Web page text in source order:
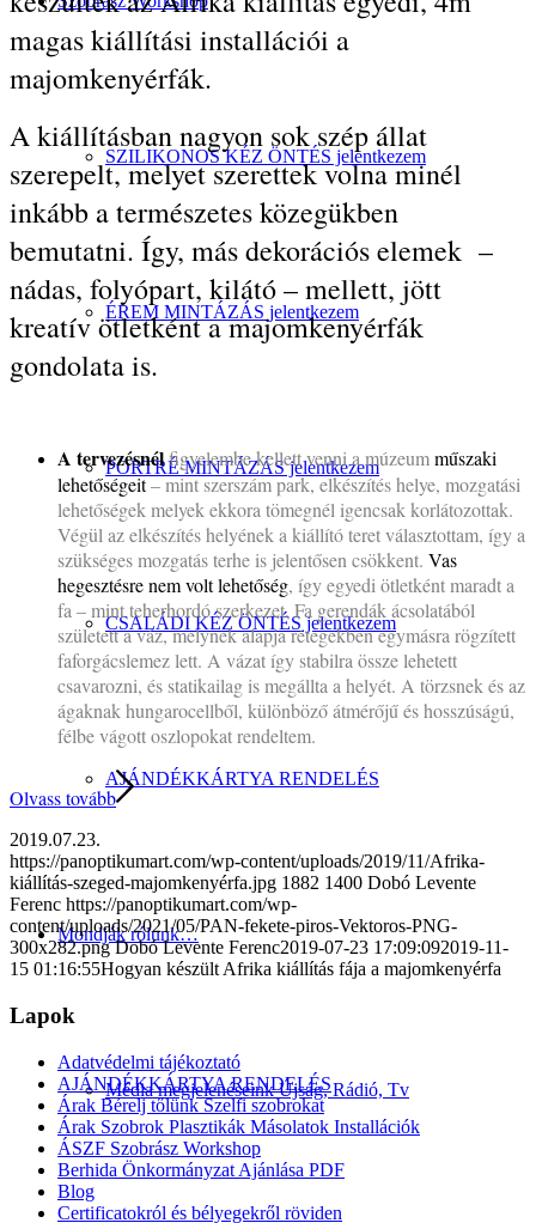
SZILIKONOS KÉZ ÖNTÉS jelentkezem
ÉREM MINTÁZÁS jelentkezem
PORTRÉ MINTÁZÁS jelentkezem
CSALÁDI KÉZ ÖNTÉS jelentkezem
AJÁNDÉKKÁRTYA RENDELÉS
Mondják rólunk…
Média megjelenéseink Újság, Rádió, Tv
magas kiállítási installációi a
majomkenyérfák.
A kiállításban nagyon sok szép állat
szerepelt, melyet szerettek volna minél
inkább a természetes közegükben
bemutatni. Így, más dekorációs elemek –
nádas, folyópart, kilátó – mellett, jött
kreatív ötletként a majomkenyérfák
gondolata is.
A tervezésnélfigyelembe kellett venni a múzeumműszaki
lehetőségeit– mint szerszám park, elkészítés helye, mozgatási
lehetőségek melyek ekkora tömegnél igencsak korlátozottak.
Végül az elkészítés helyének a kiállító teret választottam, így a
szükséges mozgatás terhe is jelentősen csökkent. Vas
hegesztésre nem volt lehetőség, így egyedi ötletként maradt a
fa – mint teherhordó szerkezet. Fa gerendák ácsolatából
született a váz, melynek alapja rétegekben egymásra rögzített
faforgácslemez lett. A vázat így stabilra össze lehetett
csavarozni, és statikailag is megállta a helyét. A törzsnek és az
ágaknak hungarocellből, különböző átmérőjű és hosszúságú,
félbe vágott oszlopokat rendeltem.
Olvass tovább
2019.07.23.
https://panoptikumart.com/wp-content/uploads/2019/11/Afrika-
kiállítás-szeged-majomkenyérfa.jpg 1882 1400 Dobó Levente
Ferenc https://panoptikumart.com/wp-
content/uploads/2021/05/PAN-fekete-piros-Vektoros-PNG-
300x282.png Dobó Levente Ferenc2019-07-23 17:09:092019-11-
15 01:16:55Hogyan készült Afrika kiállítás fája a majomkenyérfa
Lapok
Adatvédelmi tájékoztató
AJÁNDÉKKÁRTYA RENDELÉS
Árak Bérelj tőlünk Szelfi szobrokat
Árak Szobrok Plasztikák Másolatok Installációk
ÁSZF Szobrász Workshop
Berhida Önkormányzat Ajánlása PDF
Blog
Certificatokról és bélyegekről röviden